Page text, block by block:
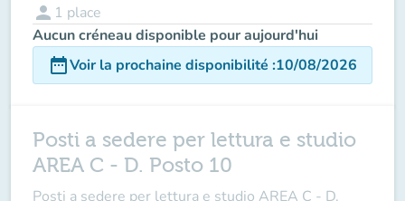
person 1 place
Aucun créneau disponible pour aujourd'hui
date_rangeVoir la prochaine disponibilité :10/08/2026
Posti a sedere per lettura e studio
AREA C - D. Posto 10
Posti a sedere per lettura e studio AREA C - D.